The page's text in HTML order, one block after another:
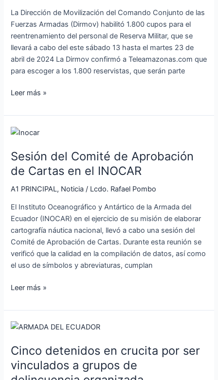
La Dirección de Movilización del Comando Conjunto de las
Fuerzas Armadas (Dirmov) habilitó 1.800 cupos para el
reentrenamiento del personal de Reserva Militar, que se
llevará a cabo del este sábado 13 hasta el martes 23 de
abril de 2024 La Dirmov confirmó a Teleamazonas.com que
para escoger a los 1.800 reservistas, que serán parte
militares
en
Ecuador
Leer más »
Sesión del Comité de Aprobación
de Cartas en el INOCAR
A1 PRINCIPAL, Noticia / Lcdo. Rafael Pombo
El Instituto Oceanográfico y Antártico de la Armada del
Ecuador (INOCAR) en el ejercicio de su misión de elaborar
cartografía náutica nacional, llevó a cabo una sesión del
Comité de Aprobación de Cartas. Durante esta reunión se
verificó que la calidad en la compilación de datos, así como
el uso de símbolos y abreviaturas, cumplan
Sesión
Comité
de
Aprobación
de
INOCAR
Leer más »
Cinco detenidos en crucita por ser
vinculados a grupos de
Cinco
en
crucita